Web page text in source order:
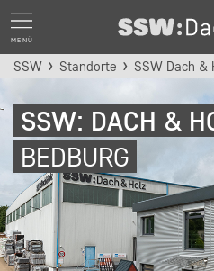
MENÜ
SSW Standorte SSW Dach &
SSW: DACH &
BEDBURG